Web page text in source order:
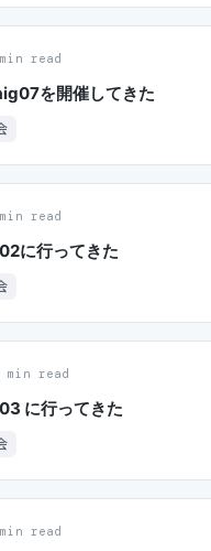
read
を開催してきた
read
に行ってきた
min read
に行ってきた
read